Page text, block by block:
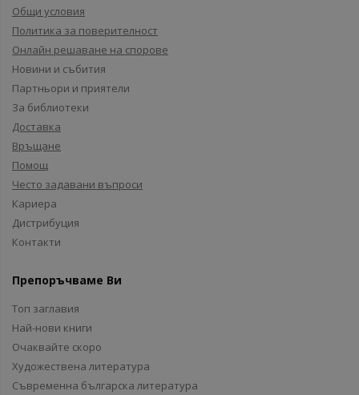
Общи условия
Политика за поверителност
Онлайн решаване на спорове
Новини и събития
Партньори и приятели
За библиотеки
Доставка
Връщане
Помощ
Често задавани въпроси
Кариера
Дистрибуция
Контакти
Препоръчваме Ви
Топ заглавия
Най-нови книги
Очаквайте скоро
Художествена литература
Съвременна българска литература